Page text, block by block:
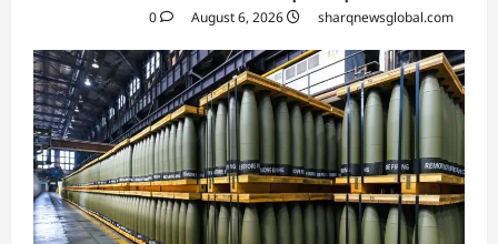
sharqnewsglobal.com
0